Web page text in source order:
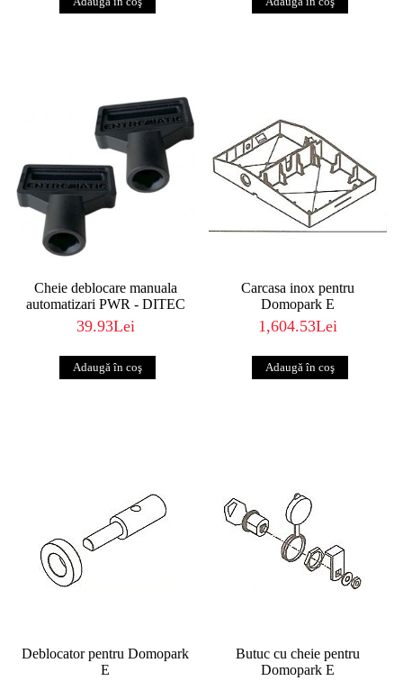
Cheie deblocare manuala
automatizari PWR - DITEC
39.93Lei
Carcasa inox pentru
Domopark E
1,604.53Lei
Deblocator pentru Domopark
E
Butuc cu cheie pentru
Domopark E